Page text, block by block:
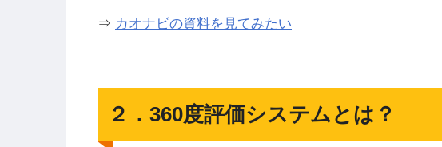
⇒ カオナビの資料を見てみたい
２．360度評価システムとは？